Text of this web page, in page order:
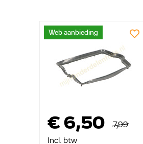
Web aanbieding
€ 6,50
7,99
Incl. btw